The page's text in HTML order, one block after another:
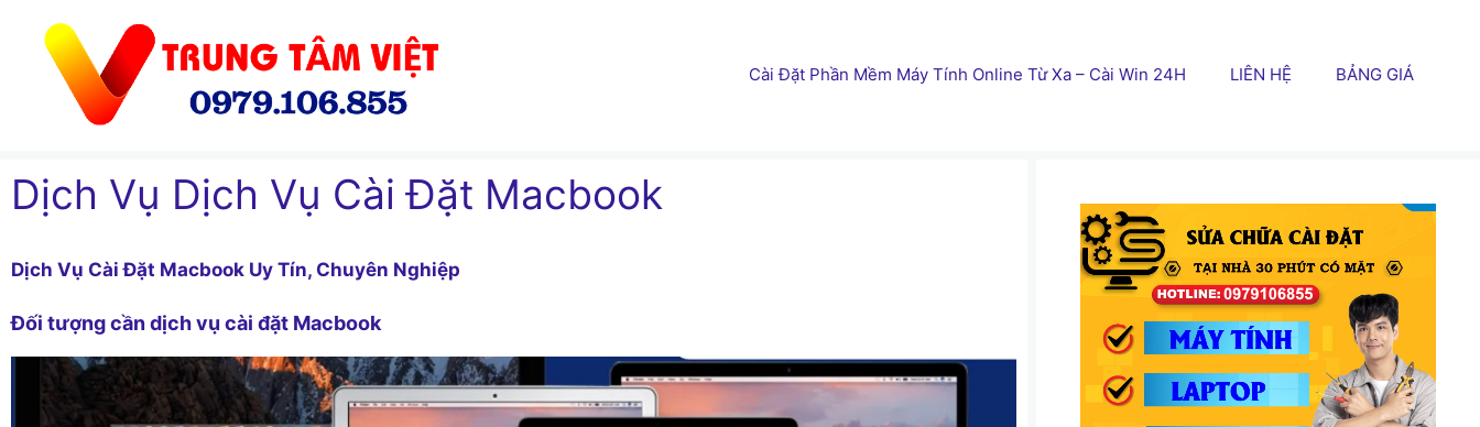
Cài Đặt Phần Mềm Máy Tính Online Từ Xa – Cài Win 24H LIÊN HỆ BẢNG GIÁ
Dịch Vụ Dịch Vụ Cài Đặt Macbook
Dịch Vụ Cài Đặt Macbook Uy Tín, Chuyên Nghiệp
Đối tượng cần dịch vụ cài đặt Macbook